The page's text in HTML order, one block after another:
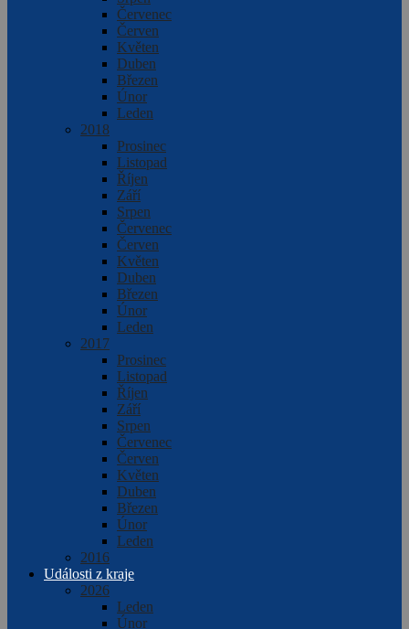
Červenec
Červen
Květen
Duben
Březen
Únor
Leden
2018
Prosinec
Listopad
Říjen
Září
Srpen
Červenec
Červen
Květen
Duben
Březen
Únor
Leden
2017
Prosinec
Listopad
Říjen
Září
Srpen
Červenec
Červen
Květen
Duben
Březen
Únor
Leden
2016
Události z kraje
2026
Leden
Únor